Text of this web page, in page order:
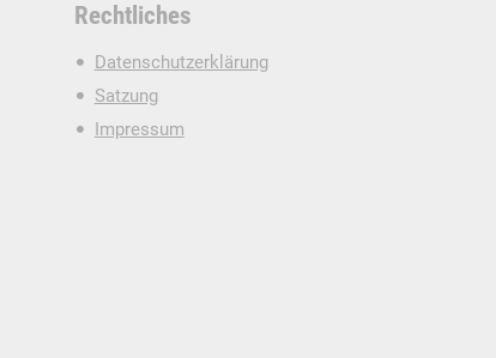
Rechtliches
Datenschutzerklärung
Satzung
Impressum